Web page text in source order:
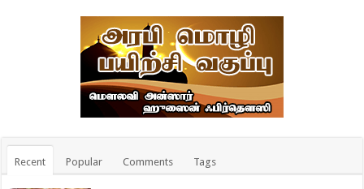
Recent Popular Comments Tags